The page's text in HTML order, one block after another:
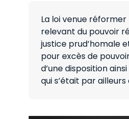
La loi venue
relevant du pouvoir
justice prud’homale
pour excès de
d’une disposition
qui s’était par